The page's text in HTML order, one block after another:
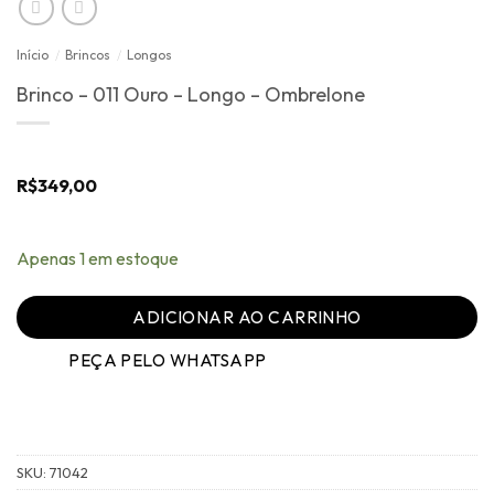
Início / Brincos / Longos
Brinco – 011 Ouro – Longo – Ombrelone
R$349,00
Apenas 1 em estoque
ADICIONAR AO CARRINHO
PEÇA PELO WHATSAPP
SKU: 71042